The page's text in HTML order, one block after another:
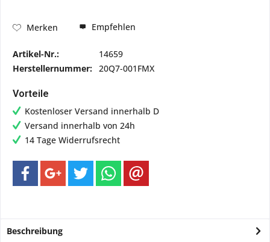
Merken Empfehlen
Artikel-Nr.:
14659
Herstellernummer: 20Q7-001FMX
Vorteile
Kostenloser Versand innerhalb D
Versand innerhalb von 24h
14 Tage Widerrufsrecht
Beschreibung